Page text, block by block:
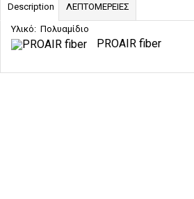
Description ΛΕΠΤΟΜΕΡΕΙΕΣ
Υλικό: Πολυαμίδιο
PROAIR fiber